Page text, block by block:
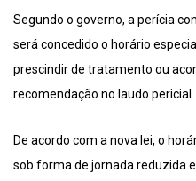
Segundo o governo, a perícia
será concedido o horário
prescindir de tratamento ou
recomendação no laudo pericial.
De acordo com a nova lei, o
sob forma de jornada reduzida